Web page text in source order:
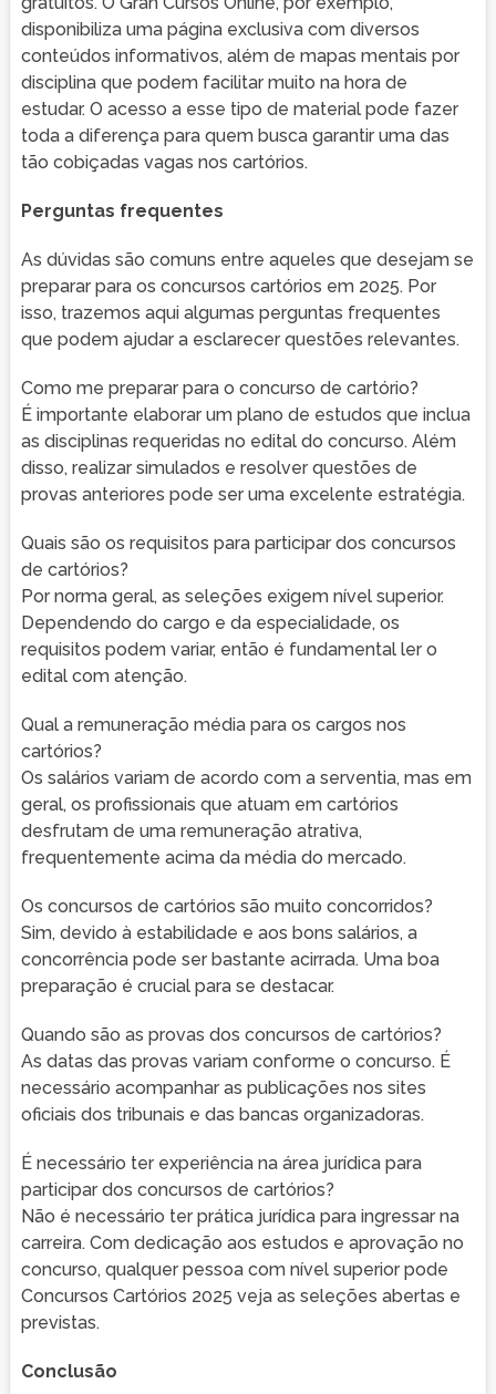
disponibiliza uma página exclusiva com diversos
conteúdos informativos, além de mapas mentais por
disciplina que podem facilitar muito na hora de
estudar. O acesso a esse tipo de material pode fazer
toda a diferença para quem busca garantir uma das
tão cobiçadas vagas nos cartórios.
Perguntas frequentes
As dúvidas são comuns entre aqueles que desejam se
preparar para os concursos cartórios em 2025. Por
isso, trazemos aqui algumas perguntas frequentes
que podem ajudar a esclarecer questões relevantes.
Como me preparar para o concurso de cartório?
É importante elaborar um plano de estudos que inclua
as disciplinas requeridas no edital do concurso. Além
disso, realizar simulados e resolver questões de
provas anteriores pode ser uma excelente estratégia.
Quais são os requisitos para participar dos concursos
de cartórios?
Por norma geral, as seleções exigem nível superior.
Dependendo do cargo e da especialidade, os
requisitos podem variar, então é fundamental ler o
edital com atenção.
Qual a remuneração média para os cargos nos
cartórios?
Os salários variam de acordo com a serventia, mas em
geral, os profissionais que atuam em cartórios
desfrutam de uma remuneração atrativa,
frequentemente acima da média do mercado.
Os concursos de cartórios são muito concorridos?
Sim, devido à estabilidade e aos bons salários, a
concorrência pode ser bastante acirrada. Uma boa
preparação é crucial para se destacar.
Quando são as provas dos concursos de cartórios?
As datas das provas variam conforme o concurso. É
necessário acompanhar as publicações nos sites
oficiais dos tribunais e das bancas organizadoras.
É necessário ter experiência na área jurídica para
participar dos concursos de cartórios?
Não é necessário ter prática jurídica para ingressar na
carreira. Com dedicação aos estudos e aprovação no
concurso, qualquer pessoa com nível superior pode
Concursos Cartórios 2025 veja as seleções abertas e
previstas.
Conclusão